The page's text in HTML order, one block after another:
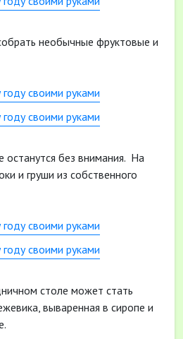
необычные фруктовые и
останутся без внимания. На
и груши из собственного
столе может стать
вываренная в сиропе и